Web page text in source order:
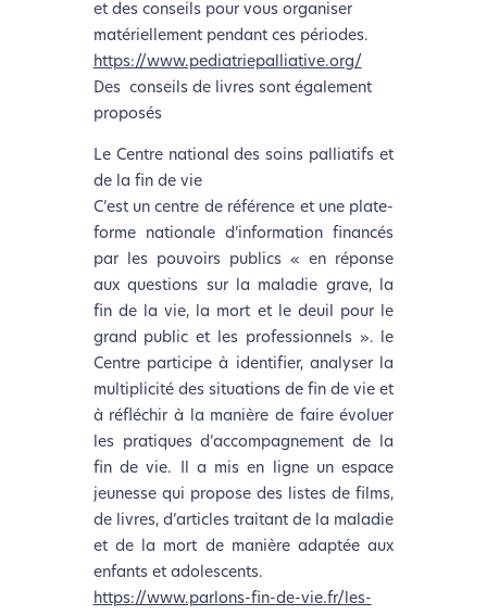
et des conseils pour vous organiser
matériellement pendant ces périodes.
https://www.pediatriepalliative.org/
Des conseils de livres sont également
proposés
Le Centre national des soins palliatifs et
de la fin de vie
C’est un centre de référence et une plate-
forme nationale d’information financés
par les pouvoirs publics « en réponse
aux questions sur la maladie grave, la
fin de la vie, la mort et le deuil pour le
grand public et les professionnels ». le
Centre participe à identifier, analyser la
multiplicité des situations de fin de vie et
à réfléchir à la manière de faire évoluer
les pratiques d’accompagnement de la
fin de vie. Il a mis en ligne un espace
jeunesse qui propose des listes de films,
de livres, d’articles traitant de la maladie
et de la mort de manière adaptée aux
enfants et adolescents.
https://www.parlons-fin-de-vie.fr/les-